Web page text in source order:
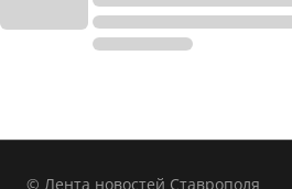
© Лента новостей Ставрополя